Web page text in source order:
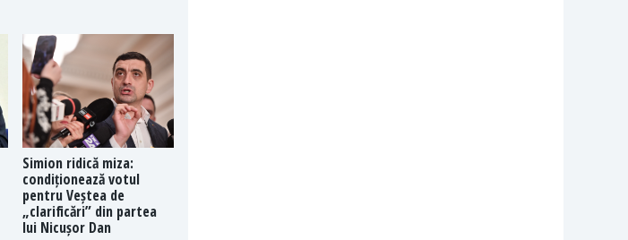
Simion ridică miza:
condiționează votul
pentru Veștea de
„clarificări” din partea
lui Nicușor Dan